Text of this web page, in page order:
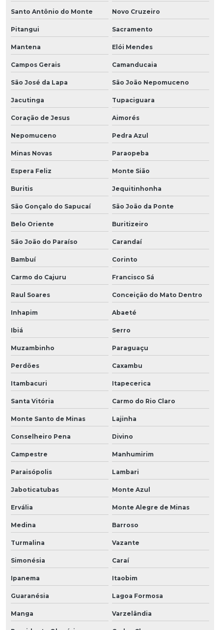
Santo Antônio do Monte Novo Cruzeiro
Pitangui Sacramento
Mantena Elói Mendes
Campos Gerais Camanducaia
São José da Lapa São João Nepomuceno
Jacutinga Tupaciguara
Coração de Jesus Aimorés
Nepomuceno Pedra Azul
Minas Novas Paraopeba
Espera Feliz Monte Sião
Buritis Jequitinhonha
São Gonçalo do Sapucaí São João da Ponte
Belo Oriente Buritizeiro
São João do Paraíso Carandaí
Bambuí Corinto
Carmo do Cajuru Francisco Sá
Raul Soares Conceição do Mato Dentro
Inhapim Abaeté
Ibiá Serro
Muzambinho Paraguaçu
Perdões Caxambu
Itambacuri Itapecerica
Santa Vitória Carmo do Rio Claro
Monte Santo de Minas Lajinha
Conselheiro Pena Divino
Campestre Manhumirim
Paraisópolis Lambari
Jaboticatubas Monte Azul
Ervália Monte Alegre de Minas
Medina Barroso
Turmalina Vazante
Simonésia Caraí
Ipanema Itaobim
Guaranésia Lagoa Formosa
Manga Varzelândia